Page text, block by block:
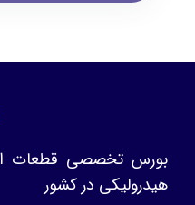
بورس تخصصی قطعات
هیدرولیکی در کشور